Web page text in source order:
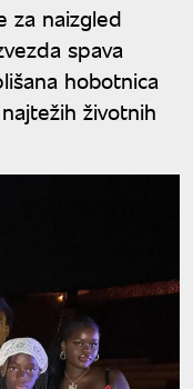
za naizgled
spava
hobotnica
životnih